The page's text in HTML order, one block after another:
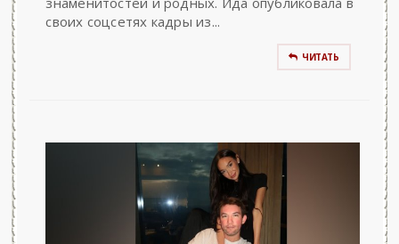
своих соцсетях кадры из...
ЧИТАТЬ